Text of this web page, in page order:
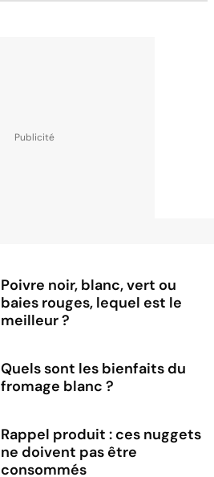
Poivre noir, blanc, vert ou
baies rouges, lequel est le
meilleur ?
Quels sont les bienfaits du
fromage blanc ?
Rappel produit : ces nuggets
ne doivent pas être
consommés